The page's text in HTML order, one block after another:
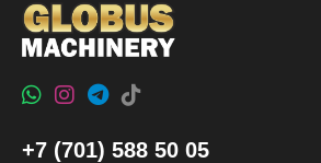
+7 (701) 588 50 05